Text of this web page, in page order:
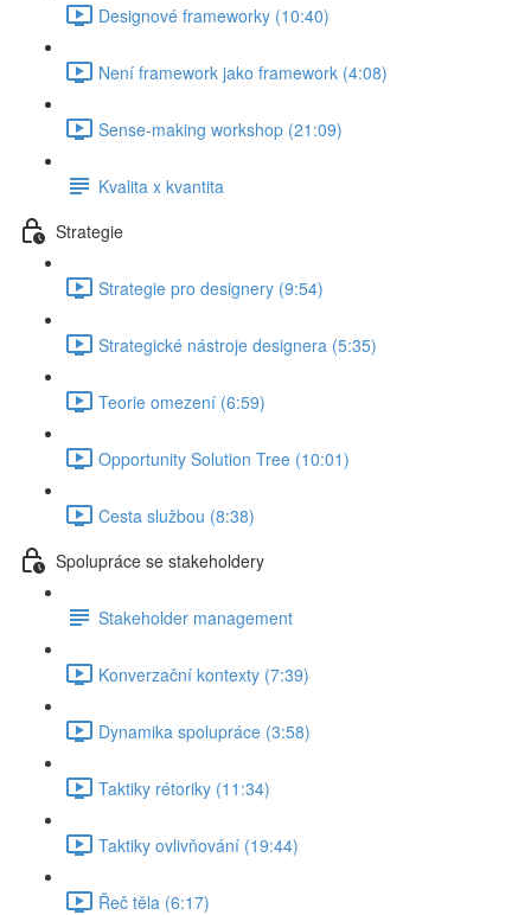
Designové frameworky (10:40)
Není framework jako framework (4:08)
Sense-making workshop (21:09)
Kvalita x kvantita
Strategie
Strategie pro designery (9:54)
Strategické nástroje designera (5:35)
Teorie omezení (6:59)
Opportunity Solution Tree (10:01)
Cesta službou (8:38)
Spolupráce se stakeholdery
Stakeholder management
Konverzační kontexty (7:39)
Dynamika spolupráce (3:58)
Taktiky rétoriky (11:34)
Taktiky ovlivňování (19:44)
Řeč těla (6:17)